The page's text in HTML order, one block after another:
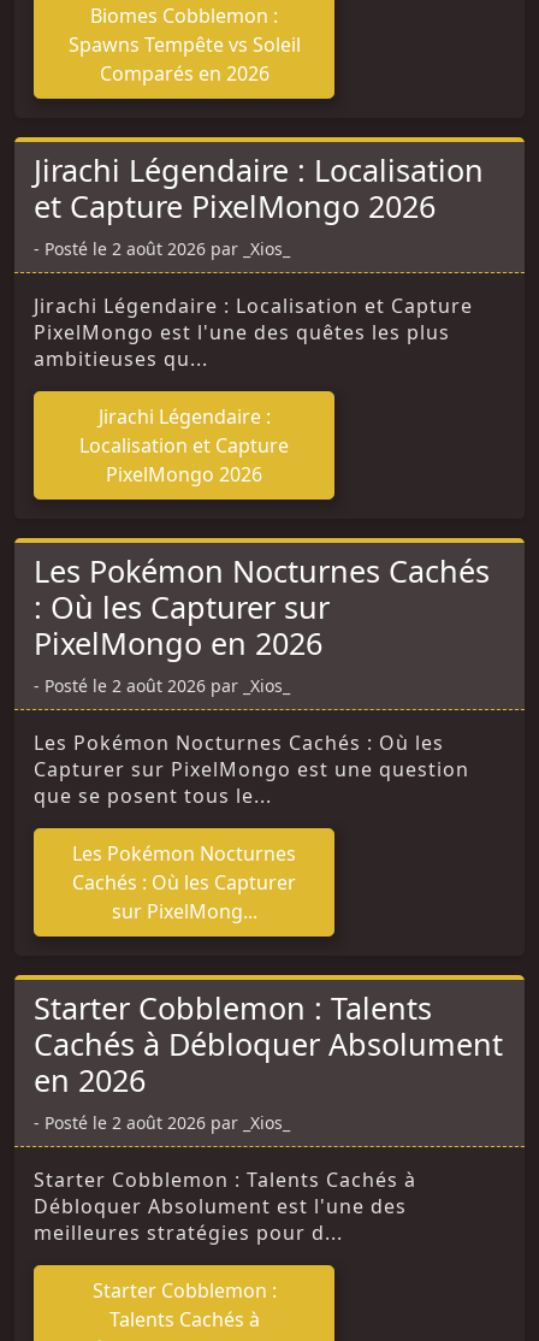
Biomes Cobblemon :
Spawns Tempête vs Soleil
Comparés en 2026
Jirachi Légendaire : Localisation
et Capture PixelMongo 2026
Posté le 2 août 2026 par _Xios_
Jirachi Légendaire : Localisation et Capture
PixelMongo est l'une des quêtes les plus
ambitieuses qu...
Jirachi Légendaire :
Localisation et Capture
PixelMongo 2026
Les Pokémon Nocturnes Cachés
: Où les Capturer sur
PixelMongo en 2026
Posté le 2 août 2026 par _Xios_
Les Pokémon Nocturnes Cachés : Où les
Capturer sur PixelMongo est une question
que se posent tous le...
Les Pokémon Nocturnes
Cachés : Où les Capturer
sur PixelMong...
Starter Cobblemon : Talents
Cachés à Débloquer Absolument
en 2026
Posté le 2 août 2026 par _Xios_
Starter Cobblemon : Talents Cachés à
Débloquer Absolument est l'une des
meilleures stratégies pour d...
Starter Cobblemon :
Talents Cachés à